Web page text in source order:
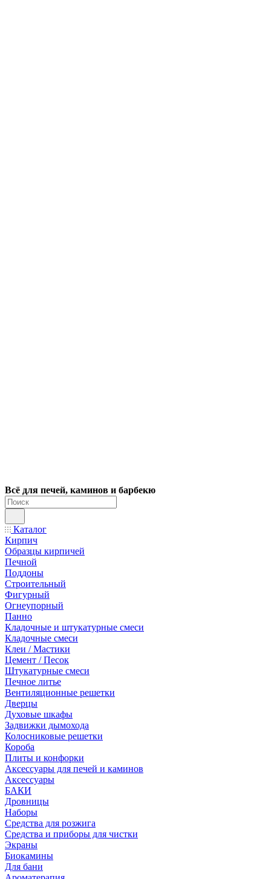
Всё для печей, каминов и барбекю
Каталог
Кирпич
Образцы кирпичей
Печной
Поддоны
Строительный
Фигурный
Огнеупорный
Панно
Кладочные и штукатурные смеси
Кладочные смеси
Клеи / Мастики
Цемент / Песок
Штукатурные смеси
Печное литье
Вентиляционные решетки
Дверцы
Духовые шкафы
Задвижки дымохода
Колосниковые решетки
Короба
Плиты и конфорки
Аксессуары для печей и каминов
Аксессуары
БАКИ
Дровницы
Наборы
Средства для розжига
Средства и приборы для чистки
Экраны
Биокамины
Для бани